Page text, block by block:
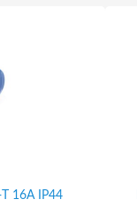
16A IP44